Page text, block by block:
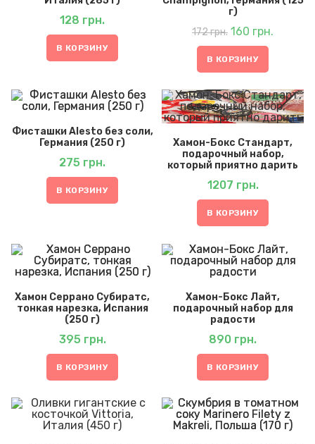
128 грн.
В КОРЗИНУ
г)
172грн. Первоначальная
цена
составляла
172 грн..
160 грн.
В КОРЗИНУ
Фисташки Alesto без соли,
Германия (250 г)
275 грн.
В КОРЗИНУ
Хамон-Бокс Стандарт,
подарочный набор,
который приятно дарить
1207 грн.
В КОРЗИНУ
Хамон Серрано Субиратс,
тонкая нарезка, Испания
(250 г)
395 грн.
В КОРЗИНУ
Хамон-Бокс Лайт,
подарочный набор для
радости
890 грн.
В КОРЗИНУ